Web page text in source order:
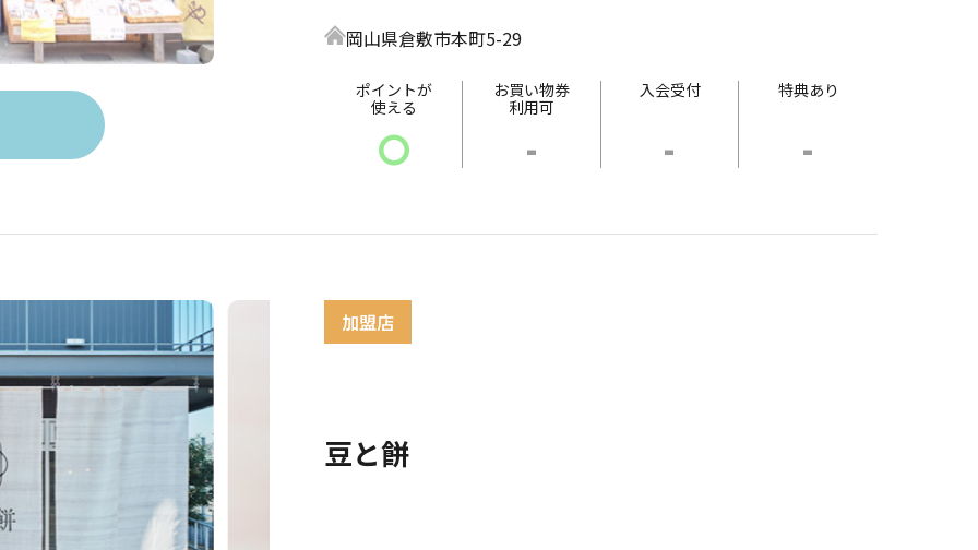
岡山県倉敷市本町5-29
ポイントが
使える
〇
お買い物券
利用可
-
入会受付
-
特典あり
-
豆と餅